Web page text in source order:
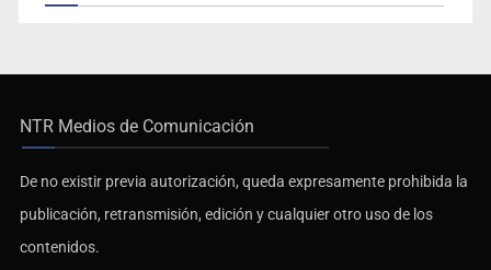
NTR Medios de Comunicación
De no existir previa autorización, queda expresamente prohibida la
publicación, retransmisión, edición y cualquier otro uso de los
contenidos.